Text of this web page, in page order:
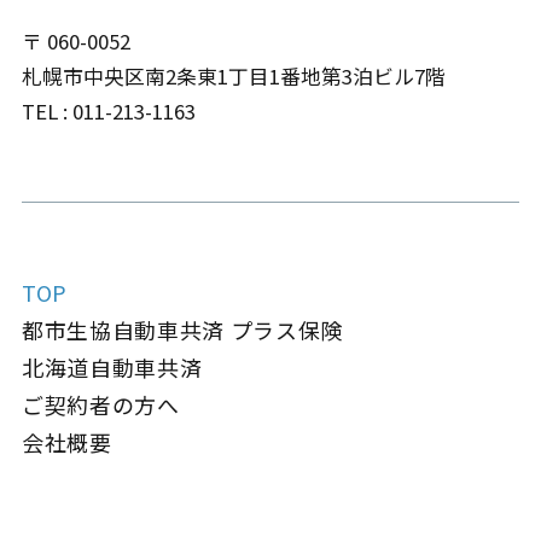
〒 060-0052
札幌市中央区南2条東1丁目1番地第3泊ビル7階
TEL : 011-213-1163
TOP
都市生協自動車共済 プラス保険
北海道自動車共済
ご契約者の方へ
会社概要